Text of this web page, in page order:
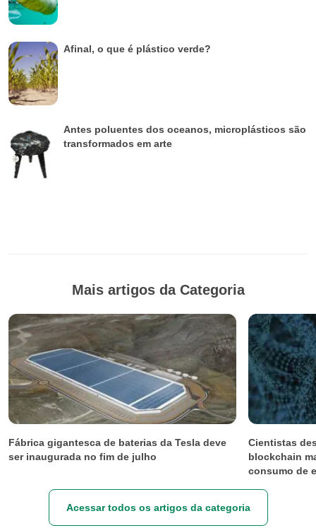
Afinal, o que é plástico verde?
Antes poluentes dos oceanos, microplásticos são
transformados em arte
Mais artigos da Categoria
Fábrica gigantesca de baterias da Tesla deve
ser inaugurada no fim de julho
Cientistas
blockchain
consumo de
Acessar todos os artigos da categoria